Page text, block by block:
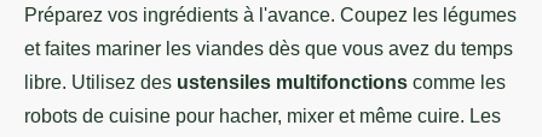
Préparez vos ingrédients à l'avance. Coupez les légumes
et faites mariner les viandes dès que vous avez du temps
libre. Utilisez des ustensiles multifonctions comme les
robots de cuisine pour hacher, mixer et même cuire. Les